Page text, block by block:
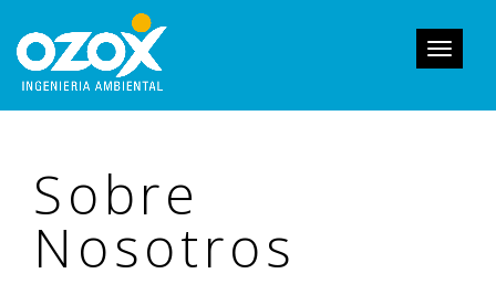
Toggle
Sobre
Nosotros